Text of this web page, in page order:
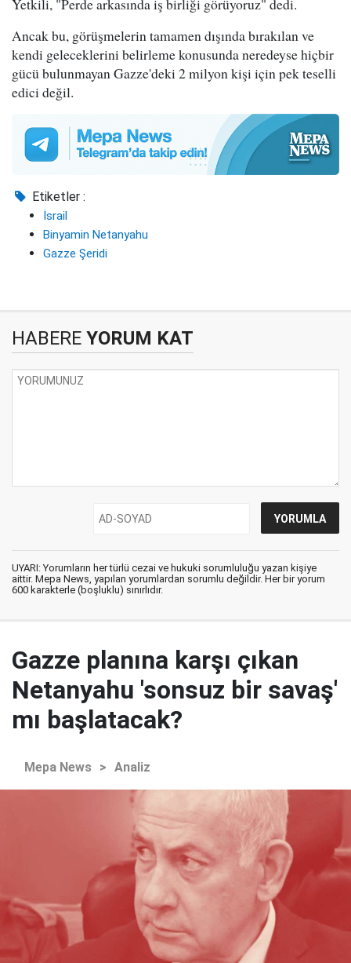
Yetkili, "Perde arkasında iş birliği görüyoruz" dedi.
Ancak bu, görüşmelerin tamamen dışında bırakılan ve
kendi geleceklerini belirleme konusunda neredeyse hiçbir
gücü bulunmayan Gazze'deki 2 milyon kişi için pek teselli
edici değil.
Etiketler :
İsrail
Binyamin Netanyahu
Gazze Şeridi
HABERE YORUM KAT
UYARI: Yorumların her türlü cezai ve hukuki sorumluluğu yazan kişiye
aittir. Mepa News, yapılan yorumlardan sorumlu değildir. Her bir yorum
600 karakterle (boşluklu) sınırlıdır.
Gazze planına karşı çıkan
Netanyahu 'sonsuz bir savaş'
mı başlatacak?
Mepa News > Analiz